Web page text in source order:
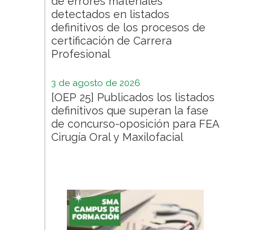
detectados en listados
definitivos de los procesos de
certificación de Carrera
Profesional
3 de agosto de 2026
[OEP 25] Publicados los listados
definitivos que superan la fase
de concurso-oposición para FEA
Cirugía Oral y Maxilofacial